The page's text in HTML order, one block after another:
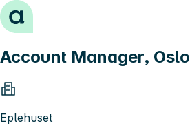
Hopp til innhold
Account Manager, Oslo
Eplehuset